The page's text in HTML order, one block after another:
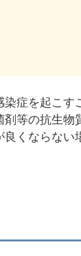
染症を起こす
等の抗生物
くならない